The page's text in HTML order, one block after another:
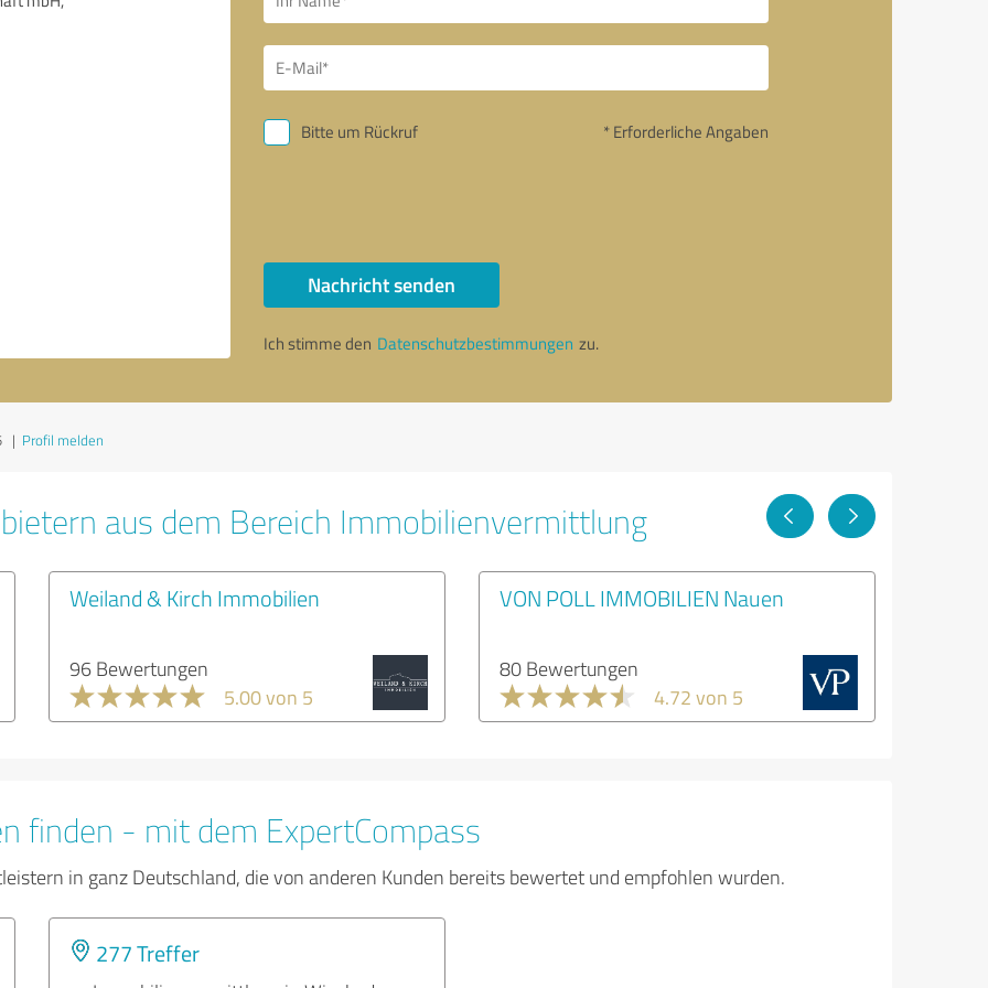
Bitte um Rückruf * Erforderliche Angaben
Nachricht senden
Ich stimme den Datenschutzbestimmungen zu.
| Profil melden
aus dem Bereich Immobilienvermittlung
Weiland & Kirch Immobilien
96 Bewertungen
5.00 von 5
VON POLL IMMOBILIEN Nauen
80 Bewertungen
4.72 von 5
finden - mit dem ExpertCompass
in ganz Deutschland, die von anderen Kunden bereits bewertet und empfohlen wurden.
277 Treffer